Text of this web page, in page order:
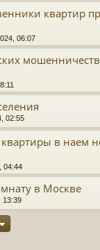
квартир
06:07
02:55
в наем
04:44
в Москве
13:39